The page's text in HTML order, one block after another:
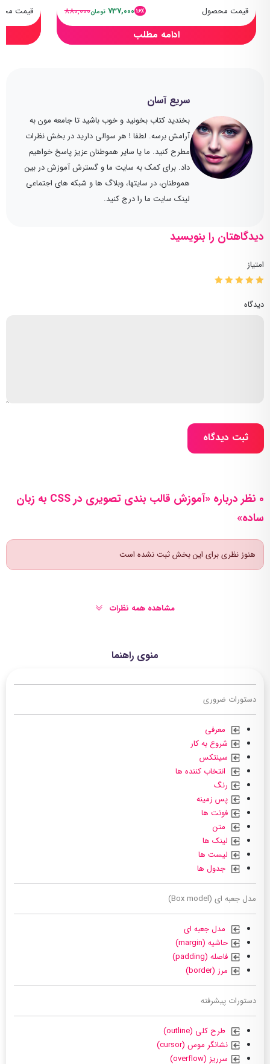
منوی راهنما
دستورات ضروری
معرفی
شروع به کار
سینتکس
انتخاب کننده ها
رنگ
پس زمینه
فونت ها
متن
لینک ها
لیست ها
جدول ها
مدل جعبه ای (Box model)
مدل جعبه ای
حاشیه (margin)
فاصله (padding)
مرز (border)
دستورات پیشرفته
طرح کلی (outline)
نشانگر موس (cursor)
سرریز (overflow)
سریع آسان
بخندید کتاب بخونید و خوب باشید تا جامعه مون به
آرامش برسه. لطفا ! هر سوالی دارید در بخش نظرات
مطرح کنید. ما یا سایر هموطنان عزیز پاسخ خواهیم
داد. برای کمک به سایت ما و گسترش آموزش در بین
هموطنان، در سایتها، وبلاگ ها و شبکه های اجتماعی
لینک سایت ما را درج کنید.
قیمت محصول 16٪ 737,000 تومان880,000
ادامه مطلب
قیمت
دیدگاهتان را بنویسید
امتیاز
دیدگاه
ثبت دیدگاه
0 نظر درباره «آموزش قالب بندی تصویری در CSS به زبان
ساده»
هنوز نظری برای این بخش ثبت نشده است
مشاهده همه نظرات